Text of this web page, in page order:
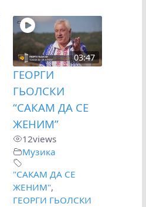
03:47
ГЕОРГИ
ГЬОЛСКИ
“САКАМ ДА СЕ
ЖЕНИМ”
12views
Музика
"САКАМ ДА СЕ
ЖЕНИМ",
ГЕОРГИ ГЬОЛСКИ